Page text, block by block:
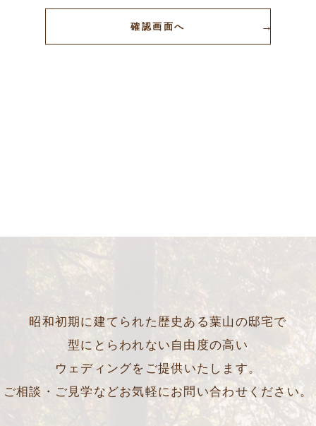
昭和初期に建てられた歴史ある葉山の邸宅で
型にとらわれない自由度の高い
ウェディングをご提供いたします。
ご相談・ご見学などお気軽にお問い合わせください。